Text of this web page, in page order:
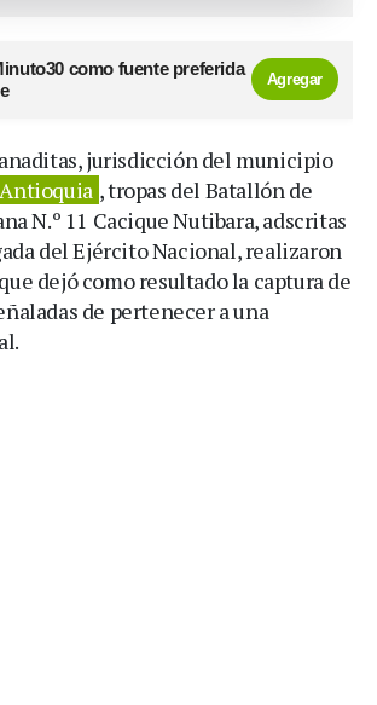
como fuente preferida
Agregar
jurisdicción del municipio
Antioquia , tropas del Batallón de
N.º 11 Cacique Nutibara, adscritas
del Ejército Nacional, realizaron
dejó como resultado la captura de
de pertenecer a una